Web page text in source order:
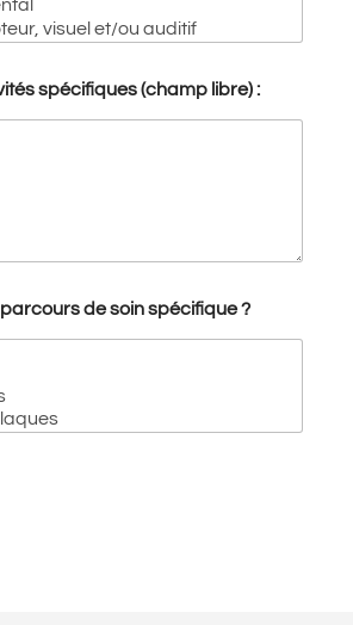
spécifiques (champ libre) :
de soin spécifique ?